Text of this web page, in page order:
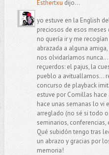
Esthertxu dijo...
yo estuve en la English
preciosos de esos
no quería ir y me
abrazada a alguna
nos olvidaríamos
reçuerdos: el pajus, la
pueblo a avituallarnos...
concurso de playback
estuve por Comillas
hace unas semanas lo vi
arreglado (no sé si todo
seminarios, conferencias,
Qué subidón tengo tras
un abrazo y gracias por
memoria!